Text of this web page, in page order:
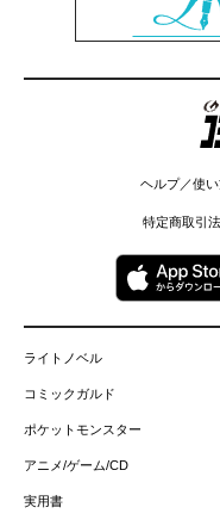
ヘルプ／使
特定商取引
ライトノベル
コミックガルド
ポケットモンスター
アニメ/ゲーム/CD
実用書